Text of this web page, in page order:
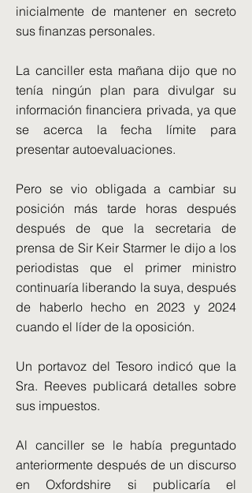
inicialmente de mantener en secreto
sus finanzas personales.
La canciller esta mañana dijo que no
tenía ningún plan para divulgar su
información financiera privada, ya que
se acerca la fecha límite para
presentar autoevaluaciones.
Pero se vio obligada a cambiar su
posición más tarde horas después
después de que la secretaria de
prensa de Sir Keir Starmer le dijo a los
periodistas que el primer ministro
continuaría liberando la suya, después
de haberlo hecho en 2023 y 2024
cuando el líder de la oposición.
Un portavoz del Tesoro indicó que la
Sra. Reeves publicará detalles sobre
sus impuestos.
Al canciller se le había preguntado
anteriormente después de un discurso
en Oxfordshire si publicaría el